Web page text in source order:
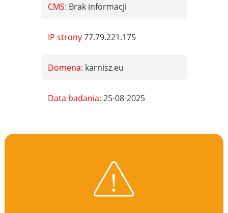
CMS: Brak informacji
IP strony77.79.221.175
Domena: karnisz.eu
Data badania:25-08-2025